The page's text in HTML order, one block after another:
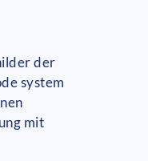
der
system
mit